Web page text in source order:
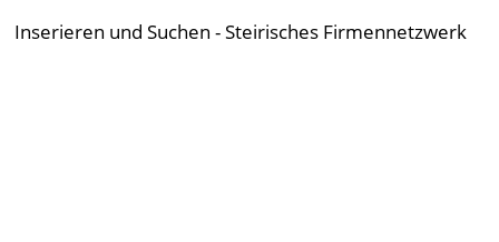
Inserieren und Suchen - Steirisches Firmennetzwerk